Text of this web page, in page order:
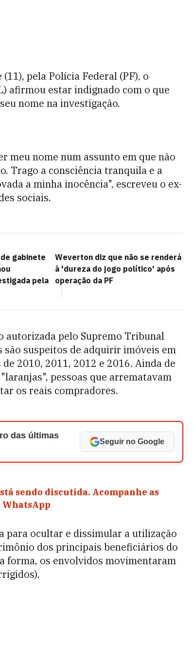
pela Polícia Federal (PF), o
afirmou estar indignado com o que
nome na investigação.
meu nome num assunto em que não
Trago a consciência tranquila e a
a minha inocência", escreveu o ex-
sociais.
gabinete
pela
Weverton diz que não se renderá
à 'dureza do jogo político' após
operação da PF
autorizada pelo Supremo Tribunal
são suspeitos de adquirir imóveis em
2010, 2011, 2012 e 2016. Ainda de
pessoas que arrematavam
os reais compradores.
das últimas
Seguir no Google
sendo discutida. Acompanhe as
WhatsApp
para ocultar e dissimular a utilização
dos principais beneficiários do
forma, os envolvidos movimentaram